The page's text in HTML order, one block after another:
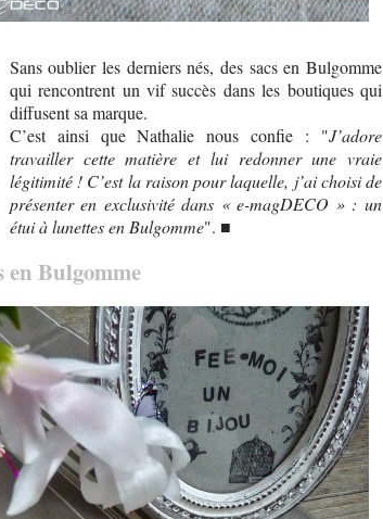
Sans oublier les derniers nés, des sacs en Bulgomme
qui rencontrent un vif succès dans les boutiques qui
diffusent sa marque.
C’est ainsi que Nathalie nous confie : "J’adore
travailler cette matière et lui redonner une vraie
légitimité ! C’est la raison pour laquelle, j’ai choisi de
présenter en exclusivité dans « e-magDECO » : un
étui à lunettes en Bulgomme". ■
Bulgomme